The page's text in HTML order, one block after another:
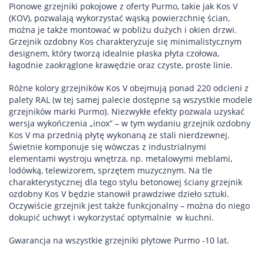
Pionowe grzejniki pokojowe z oferty Purmo, takie jak Kos V
(KOV), pozwalają wykorzystać wąską powierzchnię ścian,
można je także montować w pobliżu dużych i okien drzwi.
Grzejnik ozdobny Kos charakteryzuje się minimalistycznym
designem, który tworzą idealnie płaska płyta czołowa,
łagodnie zaokrąglone krawędzie oraz czyste, proste linie.
Różne kolory grzejników Kos V obejmują ponad 220 odcieni z
palety RAL (w tej samej palecie dostępne są wszystkie modele
grzejników marki Purmo). Niezwykłe efekty pozwala uzyskać
wersja wykończenia „inox” – w tym wydaniu grzejnik ozdobny
Kos V ma przednią płytę wykonaną ze stali nierdzewnej.
Świetnie komponuje się wówczas z industrialnymi
elementami wystroju wnętrza, np. metalowymi meblami,
lodówką, telewizorem, sprzętem muzycznym. Na tle
charakterystycznej dla tego stylu betonowej ściany grzejnik
ozdobny Kos V będzie stanowił prawdziwe dzieło sztuki.
Oczywiście grzejnik jest także funkcjonalny – można do niego
dokupić uchwyt i wykorzystać optymalnie w kuchni.
Gwarancja na wszystkie grzejniki płytowe Purmo -10 lat.